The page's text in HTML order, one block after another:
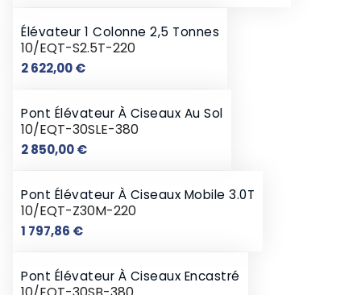
Élévateur 1 Colonne 2,5 Tonnes
10/EQT-S2.5T-220
2 622,00 €Prix
Pont Élévateur À Ciseaux Au Sol
10/EQT-30SLE-380
2 850,00 €Prix
Pont Élévateur À Ciseaux Mobile 3.0T
10/EQT-Z30M-220
1 797,86 €Prix
Pont Élévateur À Ciseaux Encastré